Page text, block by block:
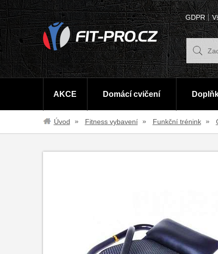
GDPR
AKCE Domácí cvičení
Úvod Fitness vybavení Funkční trénink